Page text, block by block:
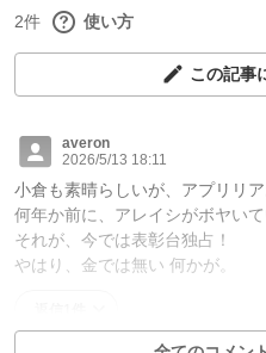
2件 使い方
この記事
averon
2026/5/13 18:11
小倉も素晴らしいが、アプリリ
何年か前に、アレイシがボヤい
それが、今では表彰台独占！
やはり、金では無い 何かが。